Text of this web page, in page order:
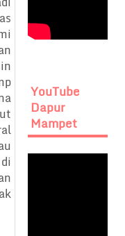
YouTube
Dapur
Mampet